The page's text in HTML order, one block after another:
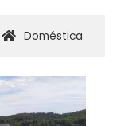
Doméstica